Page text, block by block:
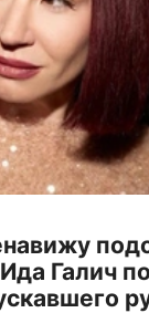
Галич